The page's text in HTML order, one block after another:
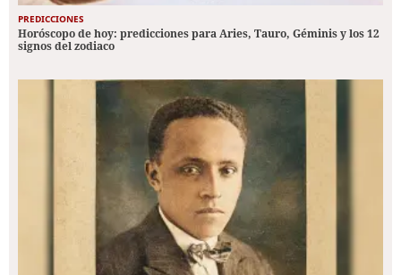
PREDICCIONES
Horóscopo de hoy: predicciones para Aries, Tauro, Géminis y los 12
signos del zodiaco